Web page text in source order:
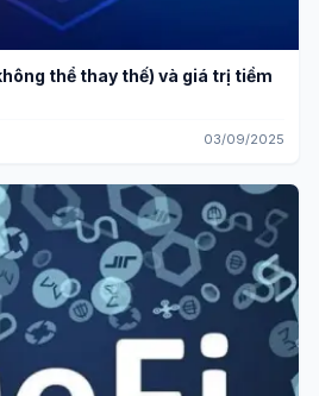
thể thay thế) và giá trị tiềm
03/09/2025